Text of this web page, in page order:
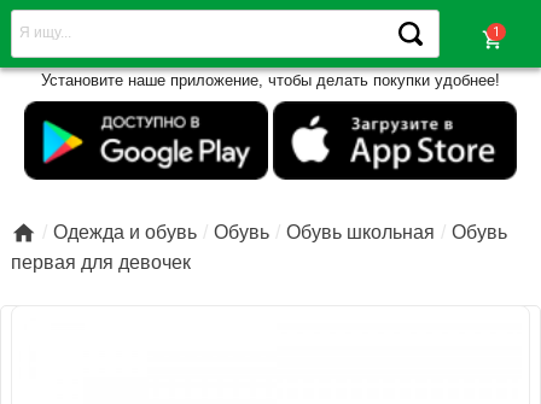
shopping_cart
Установите наше приложение, чтобы делать покупки удобнее!
 Одежда и обувь Обувь Обувь школьная
Обувь
первая для девочек